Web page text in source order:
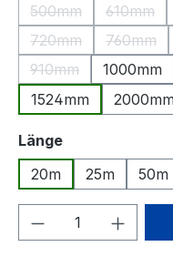
500mm
(Diese Option ist
610mm
(Diese
720mm
(Diese Option ist
760mm
910mm
(Diese Option ist
1000mm
1524mm
Längeauswählen
20m
25m 50m
Produkt